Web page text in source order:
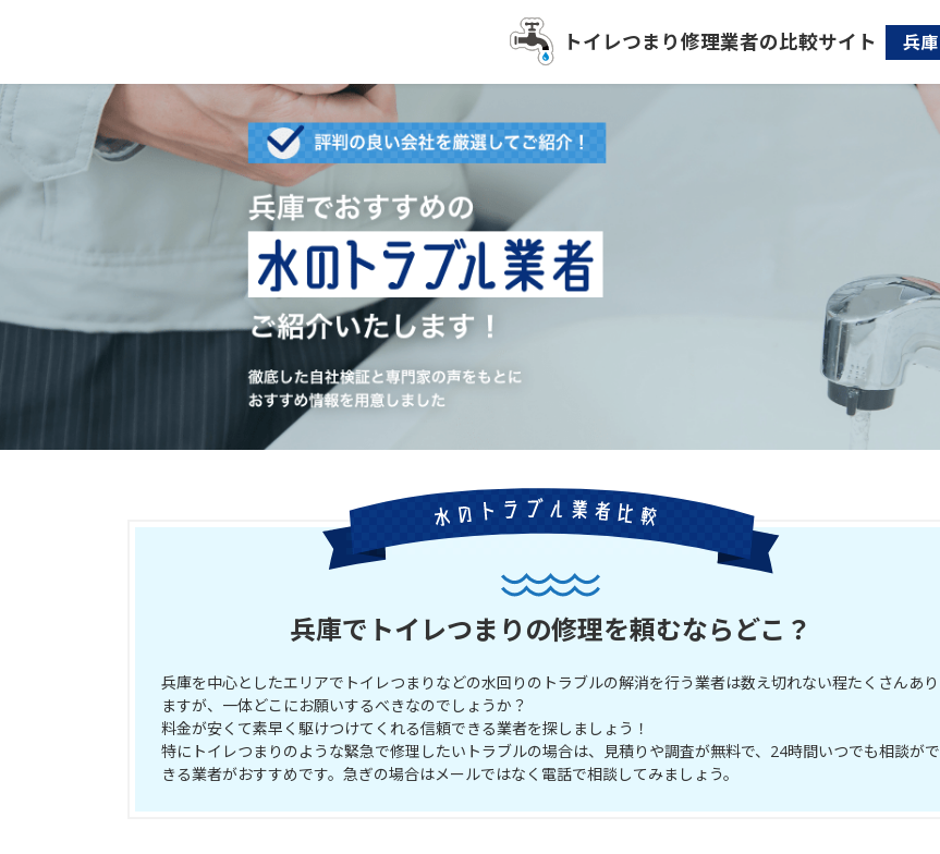
トイレつまり修理業者の比較サイト 兵庫
兵庫でトイレつまりの修理を頼むならどこ？
兵庫を中心としたエリアでトイレつまりなどの水回りのトラブルの解消を行う業者は数え切れない程たくさんあり
ますが、一体どこにお願いするべきなのでしょうか？
料金が安くて素早く駆けつけてくれる信頼できる業者を探しましょう！
特にトイレつまりのような緊急で修理したいトラブルの場合は、見積りや調査が無料で、24時間いつでも相談がで
きる業者がおすすめです。急ぎの場合はメールではなく電話で相談してみましょう。